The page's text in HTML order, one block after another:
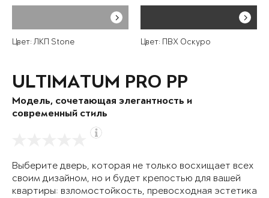
Цвет: ЛКП Stone Цвет: ПВХ Оскуро
ULTIMATUM PRO PP
Модель, сочетающая элегантность и
современный стиль
Выберите дверь, которая не только восхищает всех
своим дизайном, но и будет крепостью для вашей
квартиры: взломостойкость, превосходная эстетика